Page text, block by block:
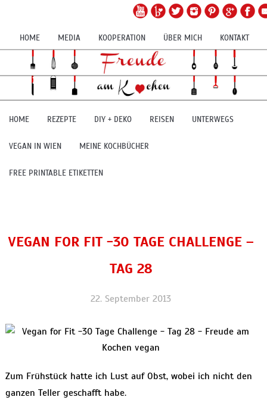
HOME MEDIA KOOPERATION ÜBER MICH KONTAKT
HOME REZEPTE DIY + DEKO REISEN UNTERWEGS
VEGAN IN WIEN MEINE KOCHBÜCHER
FREE PRINTABLE ETIKETTEN
VEGAN FOR FIT -30 TAGE CHALLENGE –
TAG 28
22. September 2013
Zum Frühstück hatte ich Lust auf Obst, wobei ich nicht den
ganzen Teller geschafft habe.